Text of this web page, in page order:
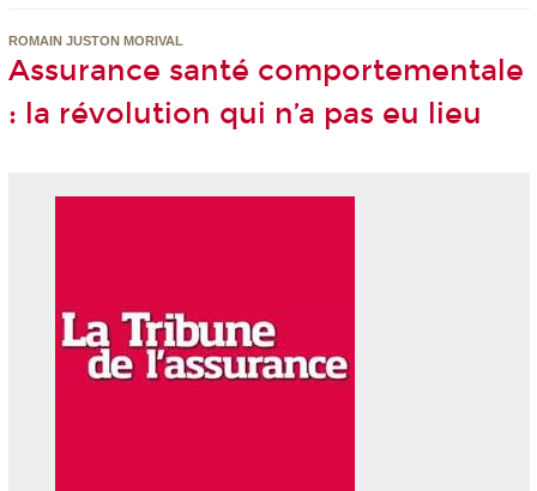
ROMAIN JUSTON MORIVAL
Assurance santé comportementale
: la révolution qui n’a pas eu lieu